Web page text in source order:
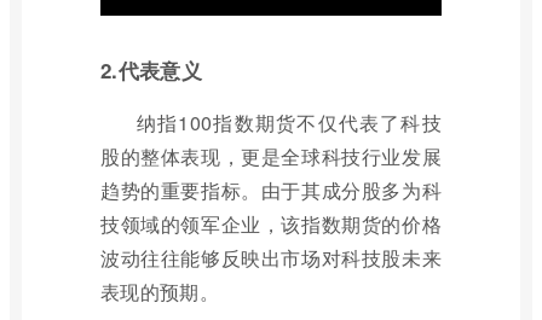
2.代表意义
纳指100指数期货不仅代表了科技
股的整体表现，更是全球科技行业发展
趋势的重要指标。由于其成分股多为科
技领域的领军企业，该指数期货的价格
波动往往能够反映出市场对科技股未来
表现的预期。